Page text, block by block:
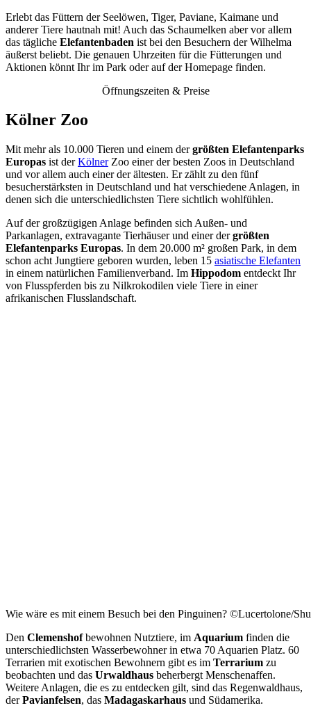
Erlebt das Füttern der Seelöwen, Tiger, Paviane, Kaimane und
anderer Tiere hautnah mit! Auch das Schaumelken aber vor allem
das tägliche Elefantenbaden ist bei den Besuchern der Wilhelma
äußerst beliebt. Die genauen Uhrzeiten für die Fütterungen und
Aktionen könnt Ihr im Park oder auf der Homepage finden.
Öffnungszeiten & Preise
Kölner Zoo
Mit mehr als 10.000 Tieren und einem dergrößten Elefantenparks
Europas ist derKölnerZoo einer der besten Zoos in Deutschland
und vor allem auch einer der ältesten. Er zählt zu den fünf
besucherstärksten in Deutschland und hat verschiedene Anlagen, in
denen sich die unterschiedlichsten Tiere sichtlich wohlfühlen.
Auf der großzügigen Anlage befinden sich Außen- und
Parkanlagen, extravagante Tierhäuser und einer dergrößten
Elefantenparks Europas. In dem 20.000 m² großen Park, in dem
schon acht Jungtiere geboren wurden, leben 15 asiatische Elefanten
in einem natürlichen Familienverband. Im Hippodom entdeckt Ihr
von Flusspferden bis zu Nilkrokodilen viele Tiere in einer
afrikanischen Flusslandschaft.
Wie wäre es mit einem Besuch bei den Pinguinen? ©Lucertolone/
Den Clemenshofbewohnen Nutztiere, im Aquarium finden die
unterschiedlichsten Wasserbewohner in etwa 70 Aquarien Platz. 60
Terrarien mit exotischen Bewohnern gibt es im Terrarium zu
beobachten und das Urwaldhaus beherbergt Menschenaffen.
Weitere Anlagen, die es zu entdecken gilt, sind das Regenwaldhaus,
derPavianfelsen, das Madagaskarhaus und Südamerika.